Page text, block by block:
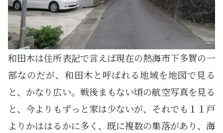
和田木は住所表記で言えば現在の熱海市下多賀の一
部なのだが、和田木と呼ばれる地域を地図で見る
と、かなり広い。戦後まもない頃の航空写真を見る
と、今よりもずっと家は少ないが、それでも１１戸
よりかははるかに多く、既に複数の集落があり、海